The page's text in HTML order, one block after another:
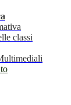
classi